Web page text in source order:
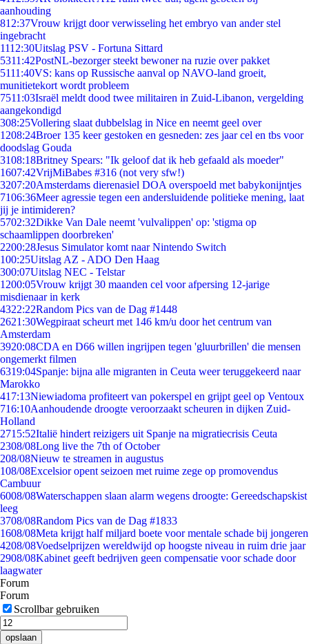
aanhouding
812:37Vrouw krijgt door verwisseling het embryo van ander stel
ingebracht
1112:30Uitslag PSV - Fortuna Sittard
5311:42PostNL-bezorger steekt bewoner na ruzie over pakket
5111:40VS: kans op Russische aanval op NAVO-land groeit,
munitietekort wordt probleem
7511:03Israël meldt dood twee militairen in Zuid-Libanon, vergelding
aangekondigd
308:25Vollering slaat dubbelslag in Nice en neemt geel over
1208:24Broer 135 keer gestoken en gesneden: zes jaar cel en tbs voor
doodslag Gouda
3108:18Britney Spears: "Ik geloof dat ik heb gefaald als moeder"
1607:42VrijMiBabes #316 (not very sfw!)
3207:20Amsterdams dierenasiel DOA overspoeld met babykonijntjes
7106:36Meer agressie tegen een andersluidende politieke mening, laat
jij je intimideren?
5702:32Dikke Van Dale neemt 'vulvalippen' op: 'stigma op
schaamlippen doorbreken'
2200:28Jesus Simulator komt naar Nintendo Switch
100:25Uitslag AZ - ADO Den Haag
300:07Uitslag NEC - Telstar
1200:05Vrouw krijgt 30 maanden cel voor afpersing 12-jarige
misdienaar in kerk
4322:22Random Pics van de Dag #1448
2621:30Wegpiraat scheurt met 146 km/u door het centrum van
Amsterdam
3920:08CDA en D66 willen ingrijpen tegen 'gluurbrillen' die mensen
ongemerkt filmen
6319:04Spanje: bijna alle migranten in Ceuta weer teruggekeerd naar
Marokko
417:13Niewiadoma profiteert van pokerspel en grijpt geel op Ventoux
716:10Aanhoudende droogte veroorzaakt scheuren in dijken Zuid-
Holland
2715:52Italië hindert reizigers uit Spanje na migratiecrisis Ceuta
2308/08Long live the 7th of October
208/08Nieuw te streamen in augustus
108/08Excelsior opent seizoen met ruime zege op promovendus
Cambuur
6008/08Waterschappen slaan alarm wegens droogte: Gereedschapskist
leeg
3708/08Random Pics van de Dag #1833
1608/08Meta krijgt half miljard boete voor mentale schade bij jongeren
4208/08Voedselprijzen wereldwijd op hoogste niveau in ruim drie jaar
2908/08Kabinet geeft bedrijven geen compensatie voor schade door
laagwater
Forum
Forum
Scrollbar gebruiken
opslaan